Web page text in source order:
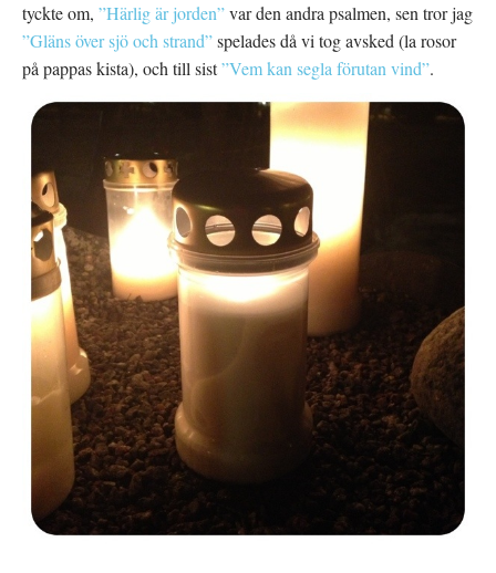
tyckte om, ”Härlig är jorden”var den andra psalmen, sen tror jag
”Gläns över sjö och strand”spelades då vi tog avsked (la rosor
på pappas kista), och till sist”Vem kan segla förutan vind”.